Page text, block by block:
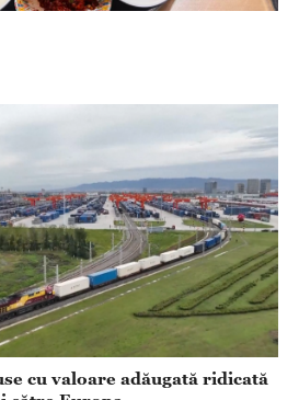
cu valoare adăugată ridicată